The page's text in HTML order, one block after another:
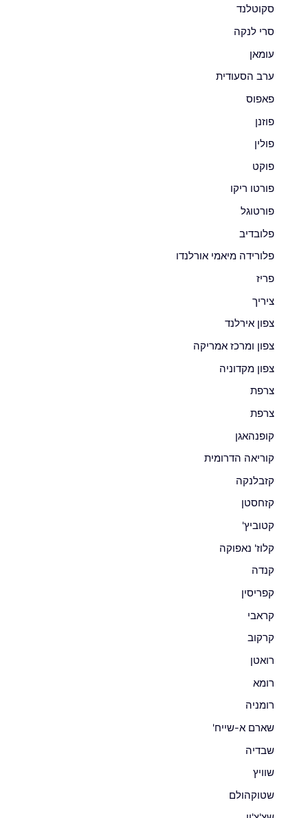
סקוטלנד
סרי לנקה
עומאן
ערב הסעודית
פאפוס
פוזנן
פולין
פוקט
פורטו ריקו
פורטוגל
פלובדיב
פלורידה מיאמי אורלנדו
פריז
ציריך
צפון אירלנד
צפון ומרכז אמריקה
צפון מקדוניה
צרפת
צרפת
קופנהאגן
קוריאה הדרומית
קזבלנקה
קזחסטן
קטוביץ'
קלוז' נאפוקה
קנדה
קפריסין
קראבי
קרקוב
רואטן
רומא
רומניה
שארם א-שייח'
שבדיה
שוויץ
שטוקהולם